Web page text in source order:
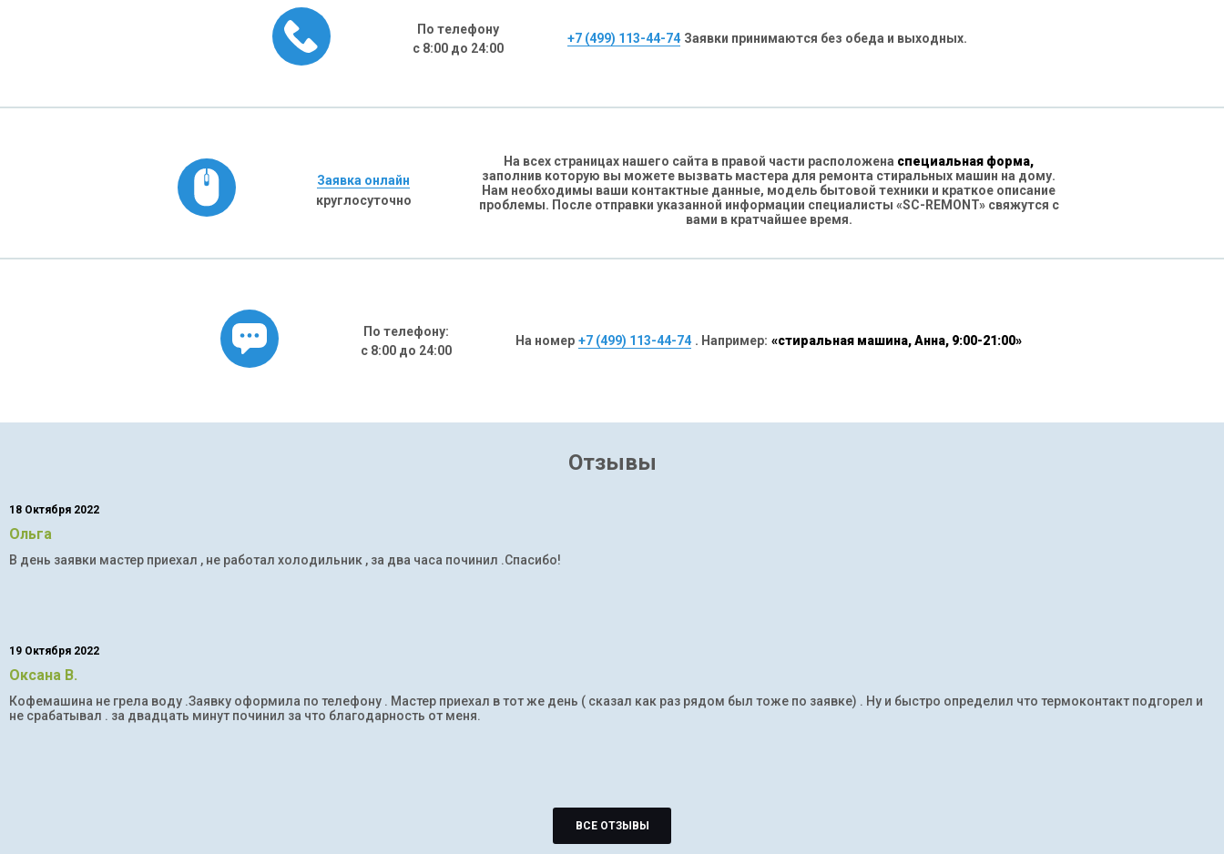
По телефону
с 8:00 до 24:00
+7 (499) 113-44-74 Заявки принимаются без обеда и выходных.
Заявка онлайн
круглосуточно
На всех страницах нашего сайта в правой части расположена специальная форма,
заполнив которую вы можете вызвать мастера для ремонта стиральных машин на дому.
Нам необходимы ваши контактные данные, модель бытовой техники и краткое описание
проблемы. После отправки указанной информации специалисты «SC-REMONT» свяжутся с
вами в кратчайшее время.
По телефону:
с 8:00 до 24:00
На номер +7 (499) 113-44-74 . Например: «стиральная машина, Анна, 9:00-21:00»
Отзывы
18 Октября 2022
Ольга
В день заявки мастер приехал , не работал холодильник , за два часа починил .Спасибо!
19 Октября 2022
Оксана В.
Кофемашина не грела воду .Заявку оформила по телефону . Мастер приехал в тот же день ( сказал как раз рядом был тоже по заявке) . Ну и быстро определил что термоконтакт подгорел и
не срабатывал . за двадцать минут починил за что благодарность от меня.
ВСЕ ОТЗЫВЫ